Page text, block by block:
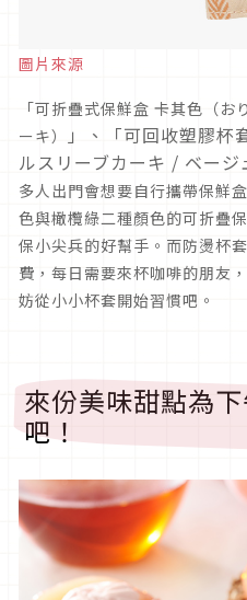
圖片來源
「可折疊式保鮮盒 卡其色（お
ーキ）
」、「可回收塑膠杯
ルスリーブカーキ / ベージ
多人出門會想要自行攜帶保鮮
色與橄欖綠二種顏色的可折疊
保小尖兵的好幫手。而防燙杯
費，每日需要來杯咖啡的朋友
妨從小小杯套開始習慣吧。
來份美味甜點為
吧！